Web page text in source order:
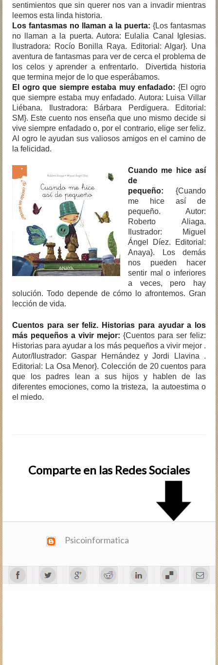
sentimientos que sin querer nos van a invadir mientras
leemos esta linda historia.
Los fantasmas no llaman a la puerta: {Los fantasmas
no llaman a la puerta. Autora: Eulalia Canal Iglesias.
Ilustradora: Rocío Bonilla Raya. Editorial: Algar}. Una
aventura de fantasmas para ver de cerca el problema de
los celos y aprender a enfrentarlo. Divertida historia
que termina mejor de lo que esperábamos.
El ogro que siempre estaba muy enfadado: {El ogro
que siempre estaba muy enfadado. Autora: Luisa Villar
Liébana. Ilustradora: Bárbara Perdiguera. Editorial:
SM}. Este cuento nos enseña que uno mismo decide si
vive siempre enfadado o, por el contrario, elige ser feliz.
Al ogro le ayudan sus valiosos amigos en el camino de
la felicidad.
Cuando me hice así
de
pequeño: {Cuando
me hice así de
pequeño. Autor:
Roberto Aliaga.
Ilustrador: Miguel
Ángel Díez. Editorial:
Anaya}. Los demás
nos pueden hacer
sentir mal o inferiores
a veces, pero hay
solución. Todo depende de cómo lo afrontemos. Gran
lección de vida.
Cuentos para ser feliz. Historias para ayudar a los
más pequeños a vivir mejor: {Cuentos para ser feliz:
Historias para ayudar a los más pequeños a vivir mejor .
Autor/Ilustrador: Gaspar Hernández y Jordi Llavina .
Editorial: La Osa Menor}. Colección de 20 cuentos para
que los padres lean a sus hijos y hablen de las
diferentes emociones, como la tristeza, la autoestima o
el miedo.
Comparte en las Redes Sociales
Psicoinformatica